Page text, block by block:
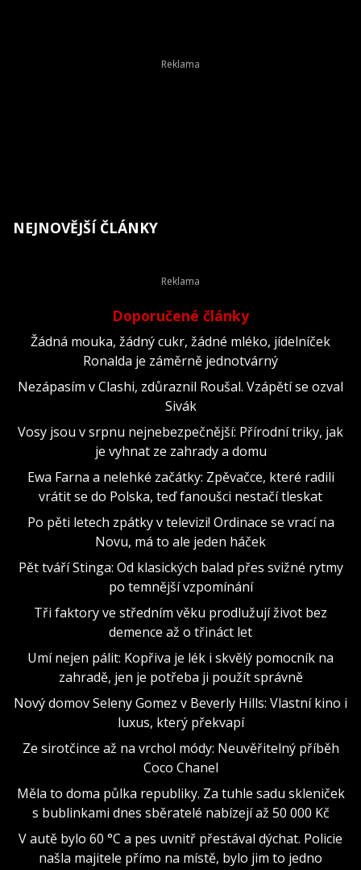
NEJNOVĚJŠÍ ČLÁNKY
Doporučené články
Žádná mouka, žádný cukr, žádné mléko, jídelníček
Ronalda je záměrně jednotvárný
Nezápasím v Clashi, zdůraznil Roušal. Vzápětí se ozval
Sivák
Vosy jsou v srpnu nejnebezpečnější: Přírodní triky, jak
je vyhnat ze zahrady a domu
Ewa Farna a nelehké začátky: Zpěvačce, které radili
vrátit se do Polska, teď fanoušci nestačí tleskat
Po pěti letech zpátky v televizi! Ordinace se vrací na
Novu, má to ale jeden háček
Pět tváří Stinga: Od klasických balad přes svižné rytmy
po temnější vzpomínání
Tři faktory ve středním věku prodlužují život bez
demence až o třináct let
Umí nejen pálit: Kopřiva je lék i skvělý pomocník na
zahradě, jen je potřeba ji použít správně
Nový domov Seleny Gomez v Beverly Hills: Vlastní kino i
luxus, který překvapí
Ze sirotčince až na vrchol módy: Neuvěřitelný příběh
Coco Chanel
Měla to doma půlka republiky. Za tuhle sadu skleniček
s bublinkami dnes sběratelé nabízejí až 50 000 Kč
V autě bylo 60 °C a pes uvnitř přestával dýchat. Policie
našla majitele přímo na místě, bylo jim to jedno